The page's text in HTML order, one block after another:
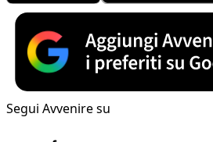
Segui Avvenire su